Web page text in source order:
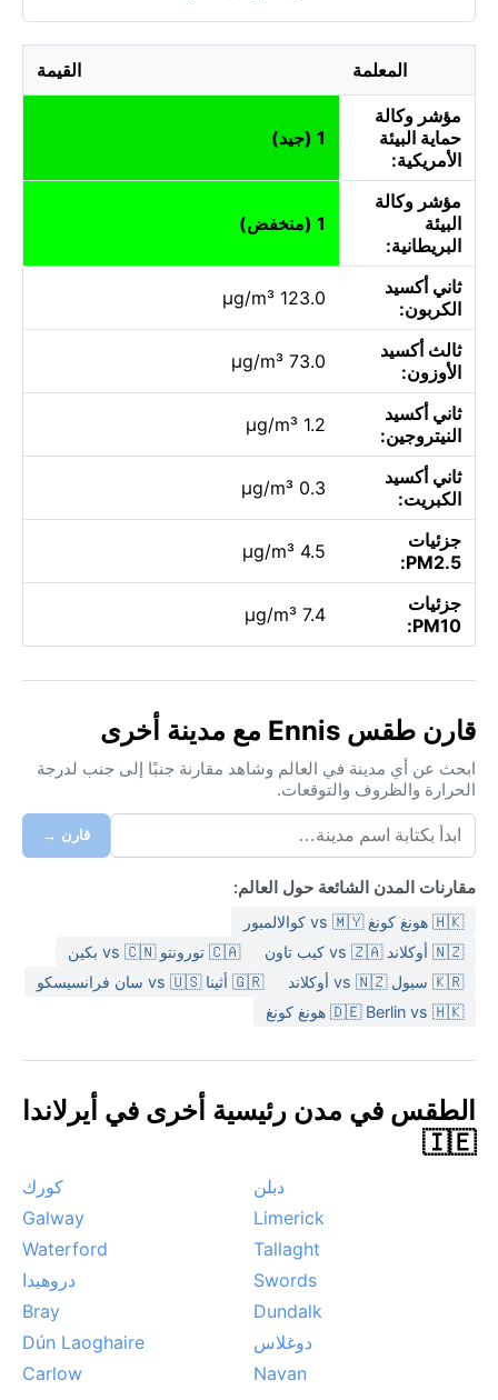
المعلمة القيمة
مؤشر وكالة
حماية البيئة
الأمريكية:
1 (جيد)
مؤشر وكالة
البيئة
البريطانية:
1 (منخفض)
ثاني أكسيد
الكربون:
123.0 µg/m³
ثالث أكسيد
الأوزون:
73.0 µg/m³
ثاني أكسيد
النيتروجين:
1.2 µg/m³
ثاني أكسيد
الكبريت:
0.3 µg/m³
جزئيات
PM2.5:
4.5 µg/m³
جزئيات
PM10:
7.4 µg/m³
قارن طقس Ennis مع مدينة أخرى
ابحث عن أي مدينة في العالم وشاهد مقارنة جنبًا إلى جنب لدرجة
الحرارة والظروف والتوقعات.
قارن →
مقارنات المدن الشائعة حول العالم:
🇭🇰 هونغ كونغ vs 🇲🇾 كوالالمبور
🇳🇿 أوكلاند vs 🇿🇦 كيب تاون
🇨🇦 تورونتو vs 🇨🇳 بكين
🇰🇷 سيول vs 🇳🇿 أوكلاند
🇬🇷 أثينا vs 🇺🇸 سان فرانسيسكو
🇩🇪 Berlin vs 🇭🇰 هونغ كونغ
الطقس في مدن رئيسية أخرى في أيرلاندا
🇮🇪
دبلن
كورك
Limerick
Galway
Tallaght
Waterford
Swords
دروهيدا
Dundalk
Bray
دوغلاس
Dún Laoghaire
Navan
Carlow